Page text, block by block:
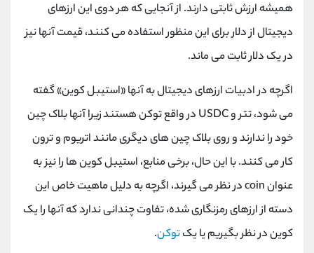
همیشه ارزش ثابتی دارند. از آنجایی که هر دوی این ارزهای
دیجیتال از دلار برای این منظور استفاده می کنند، قیمت آنها نیز
در یک دلار ثابت می ماند.
اگرچه در ادبیات ارزهای دیجیتال به آنها «استیبل کوین» گفته
می شود، تتر و USDC در واقع توکن هستند زیرا آنها بلاک چین
خود را ندارند و روی بلاک چین های دیگری مانند اتریوم و ترون
کار می کنند. با این حال، برخی منابع، استیبل کوین ها را نیز به
عنوان coin در نظر می گیرند، اگرچه به دلیل ماهیت خاص این
دسته از ارزهای رمزنگاری شده، تفاوت چندانی ندارد که آنها را یک
کوین در نظر بگیریم یا یکتوکن.